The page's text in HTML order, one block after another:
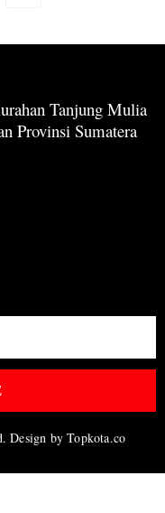
Tanjung Mulia
Provinsi Sumatera
Design by Topkota.co